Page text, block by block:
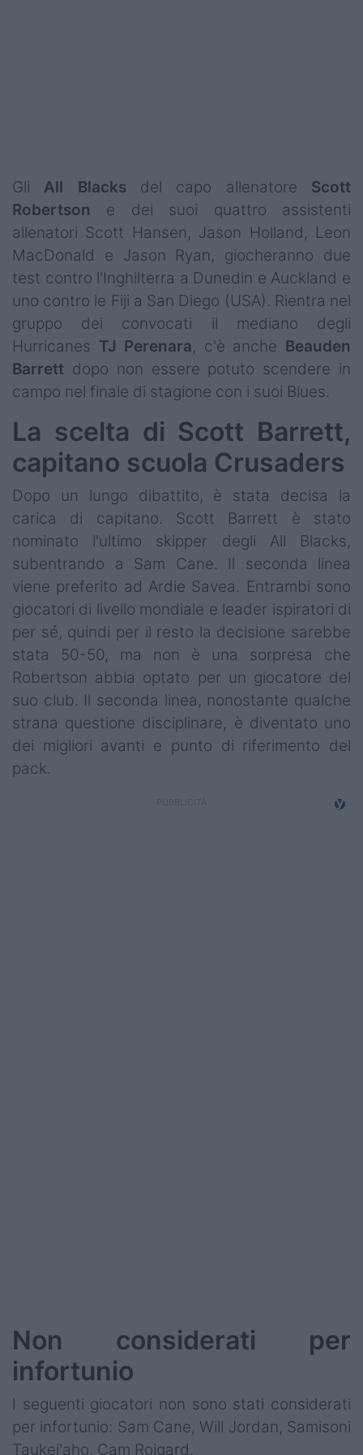
Gli All Blacksdel capo allenatore Scott
Robertson e dei suoi quattro assistenti
allenatori Scott Hansen, Jason Holland, Leon
MacDonald e Jason Ryan, giocheranno due
test contro l'Inghilterra a Dunedin e Auckland e
uno contro le Fiji a San Diego (USA). Rientra nel
gruppo dei convocati il mediano degli
Hurricanes TJ Perenara, c'è anche Beauden
Barrett dopo non essere potuto scendere in
campo nel finale di stagione con i suoi Blues.
La scelta di Scott Barrett,
capitano scuola Crusaders
Dopo un lungo dibattito, è stata decisa la
carica di capitano. Scott Barrett è stato
nominato l'ultimo skipper degli All Blacks,
subentrando a Sam Cane. Il seconda linea
viene preferito ad Ardie Savea. Entrambi sono
giocatori di livello mondiale e leader ispiratori di
per sé, quindi per il resto la decisione sarebbe
stata 50-50, ma non è una sorpresa che
Robertson abbia optato per un giocatore del
suo club. Il seconda linea, nonostante qualche
strana questione disciplinare, è diventato uno
dei migliori avanti e punto di riferimento del
pack.
Non considerati per
infortunio
I seguenti giocatori non sono stati considerati
per infortunio: Sam Cane, Will Jordan, Samisoni
Taukei'aho, Cam Roigard.